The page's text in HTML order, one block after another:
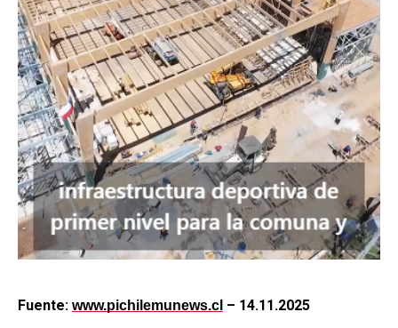
Fuente: www.pichilemunews.cl – 14.11.2025